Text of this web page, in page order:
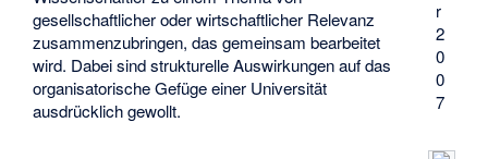
r
2
0
0
7
gesellschaftlicher oder wirtschaftlicher Relevanz
zusammenzubringen, das gemeinsam bearbeitet
wird. Dabei sind strukturelle Auswirkungen auf das
organisatorische Gefüge einer Universität
ausdrücklich gewollt.